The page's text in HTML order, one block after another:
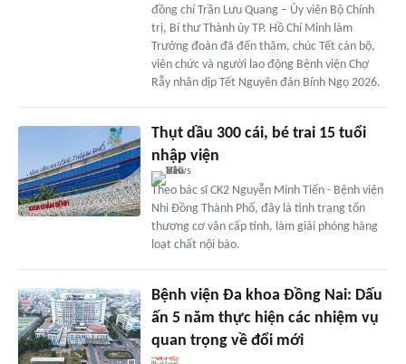
đồng chí Trần Lưu Quang – Ủy viên Bộ Chính
trị, Bí thư Thành ủy TP. Hồ Chí Minh làm
Trưởng đoàn đã đến thăm, chúc Tết cán bộ,
viên chức và người lao động Bệnh viện Chợ
Rẫy nhân dịp Tết Nguyên đán Bính Ngọ 2026.
Thụt dầu 300 cái, bé trai 15 tuổi
nhập viện
Theo bác sĩ CK2 Nguyễn Minh Tiến - Bệnh viện
Nhi Đồng Thành Phố, đây là tình trạng tổn
thương cơ vân cấp tính, làm giải phóng hàng
loạt chất nội bào.
Bệnh viện Đa khoa Đồng Nai: Dấu
ấn 5 năm thực hiện các nhiệm vụ
quan trọng về đổi mới